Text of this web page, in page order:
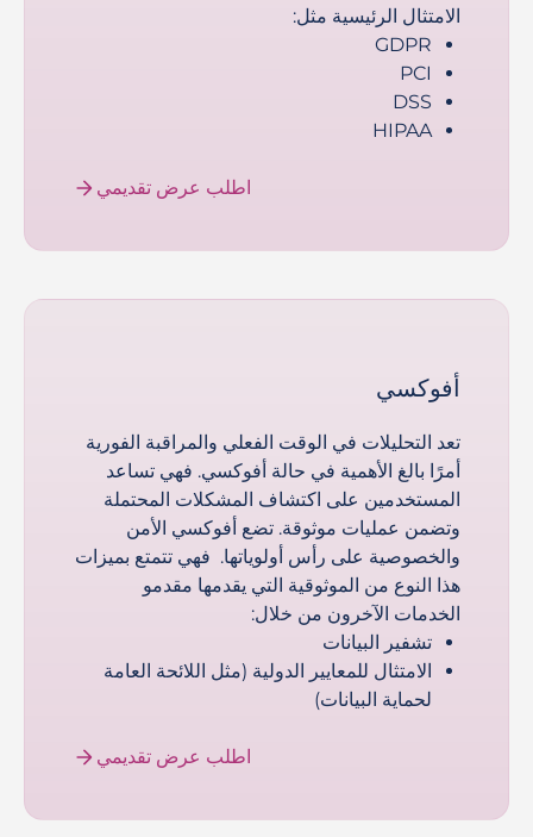
الامتثال الرئيسية مثل:
GDPR
PCI
DSS
HIPAA
اطلب عرض تقديمي
أفوكسي
تعد التحليلات في الوقت الفعلي والمراقبة الفورية
أمرًا بالغ الأهمية في حالة أفوكسي. فهي تساعد
المستخدمين على اكتشاف المشكلات المحتملة
وتضمن عمليات موثوقة. تضع أفوكسي الأمن
والخصوصية على رأس أولوياتها. فهي تتمتع بميزات
هذا النوع من الموثوقية التي يقدمها مقدمو
الخدمات الآخرون من خلال:
تشفير البيانات
الامتثال للمعايير الدولية (مثل اللائحة العامة
لحماية البيانات)
اطلب عرض تقديمي